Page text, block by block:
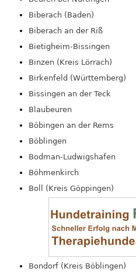
Biberach (Baden)
Biberach an der Riß
Bietigheim-Bissingen
Binzen (Kreis Lörrach)
Birkenfeld (Württemberg)
Bissingen an der Teck
Blaubeuren
Böbingen an der Rems
Böblingen
Bodman-Ludwigshafen
Böhmenkirch
Boll (Kreis Göppingen)
Bondorf (Kreis Böblingen)